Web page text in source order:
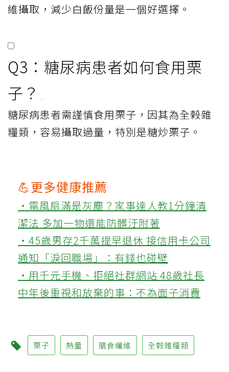
維攝取，減少白飯份量是一個好選擇。
Q3：糖尿病患者如何食用栗
子？
糖尿病患者需謹慎食用栗子，因其為全榖雜
糧類，容易攝取過量，特別是糖炒栗子。
💪更多健康推薦
‧電風扇滿是灰塵？家事達人教1分鐘清
潔法 多加一物還能防髒汙附著
‧45歲男存2千萬提早退休 接信用卡公司
通知「淚回職場」：有錢也碰壁
‧用千元手機、拒絕社群網站 48歲社長
中年後重視和放棄的事：不為面子消費
栗子 熱量 膳食纖維 全榖雜糧類